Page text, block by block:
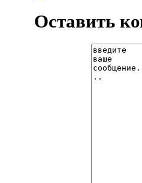
Оставить